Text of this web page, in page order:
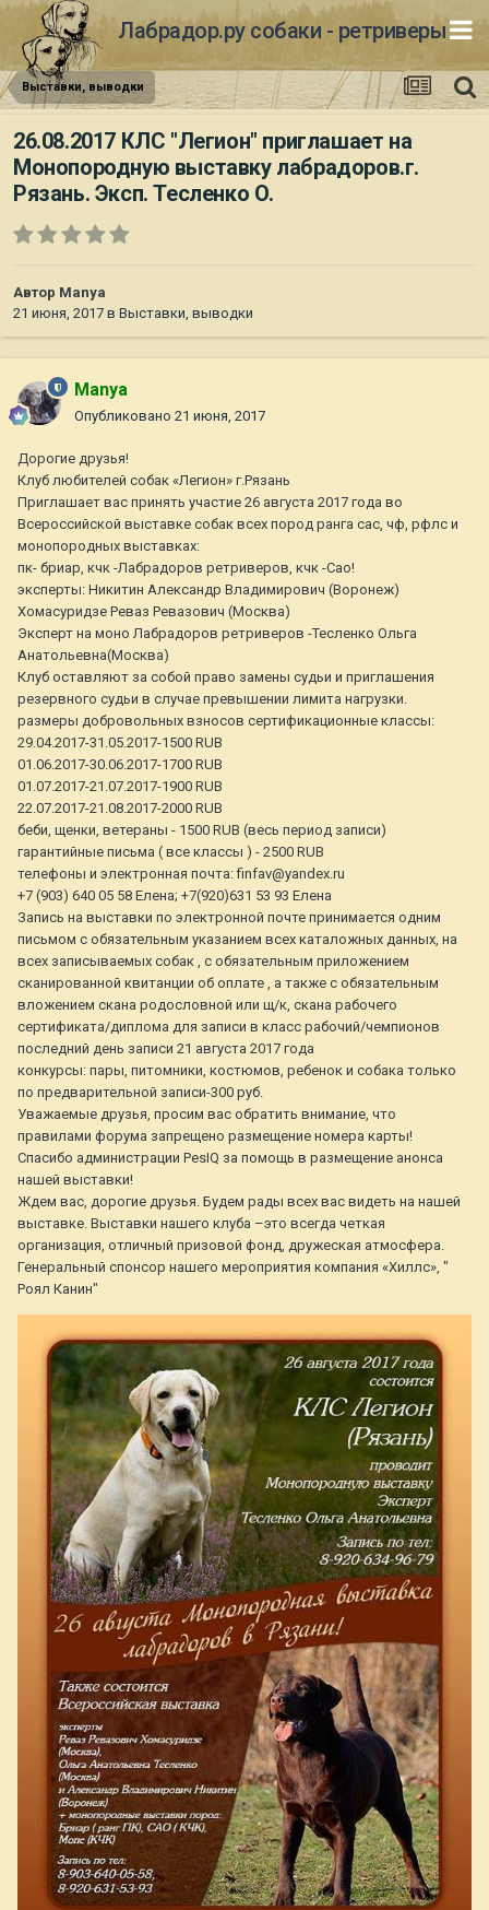
Лабрадор.ру собаки - ретриверы
Выставки, выводки
26.08.2017 КЛС "Легион" приглашает на
Монопородную выставку лабрадоров.г.
Рязань. Эксп. Тесленко О.
Автор Manya
21 июня, 2017 в Выставки, выводки
Manya
Опубликовано 21 июня, 2017
Дорогие друзья!
Клуб любителей собак «Легион» г.Рязань
Приглашает вас принять участие 26 августа 2017 года во
Всероссийской выставке собак всех пород ранга сас, чф, рфлс и
монопородных выставках:
пк- бриар, кчк -Лабрадоров ретриверов, кчк -Сао!
эксперты: Никитин Александр Владимирович (Воронеж)
Хомасуридзе Реваз Ревазович (Москва)
Эксперт на моно Лабрадоров ретриверов -Тесленко Ольга
Анатольевна(Москва)
Клуб оставляют за собой право замены судьи и приглашения
резервного судьи в случае превышении лимита нагрузки.
размеры добровольных взносов сертификационные классы:
29.04.2017-31.05.2017-1500 RUB
01.06.2017-30.06.2017-1700 RUB
01.07.2017-21.07.2017-1900 RUB
22.07.2017-21.08.2017-2000 RUB
беби, щенки, ветераны - 1500 RUB (весь период записи)
гарантийные письма ( все классы ) - 2500 RUB
телефоны и электронная почта: finfav@yandex.ru
+7 (903) 640 05 58 Елена; +7(920)631 53 93 Елена
Запись на выставки по электронной почте принимается одним
письмом с обязательным указанием всех каталожных данных, на
всех записываемых собак , с обязательным приложением
сканированной квитанции об оплате , а также с обязательным
вложением скана родословной или щ/к, скана рабочего
сертификата/диплома для записи в класс рабочий/чемпионов
последний день записи 21 августа 2017 года
конкурсы: пары, питомники, костюмов, ребенок и собака только
по предварительной записи-300 руб.
Уважаемые друзья, просим вас обратить внимание, что
правилами форума запрещено размещение номера карты!
Спасибо администрации PesIQ за помощь в размещение анонса
нашей выставки!
Ждем вас, дорогие друзья. Будем рады всех вас видеть на нашей
выставке. Выставки нашего клуба –это всегда четкая
организация, отличный призовой фонд, дружеская атмосфера.
Генеральный спонсор нашего мероприятия компания «Хиллс», "
Роял Канин"